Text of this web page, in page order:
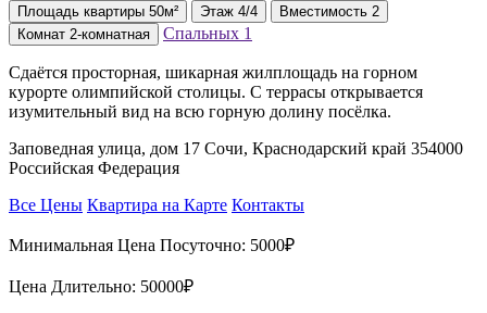
Площадь квартиры 50м² Этаж 4/4 Вместимость 2
Комнат 2-комнатная Спальных 1
Сдаётся просторная, шикарная жилплощадь на горном
курорте олимпийской столицы. С террасы открывается
изумительный вид на всю горную долину посёлка.
Заповедная улица, дом 17 Сочи, Краснодарский край 354000
Российская Федерация
Все Цены Квартира на Карте Контакты
Минимальная Цена Посуточно: 5000₽
Цена Длительно: 50000₽